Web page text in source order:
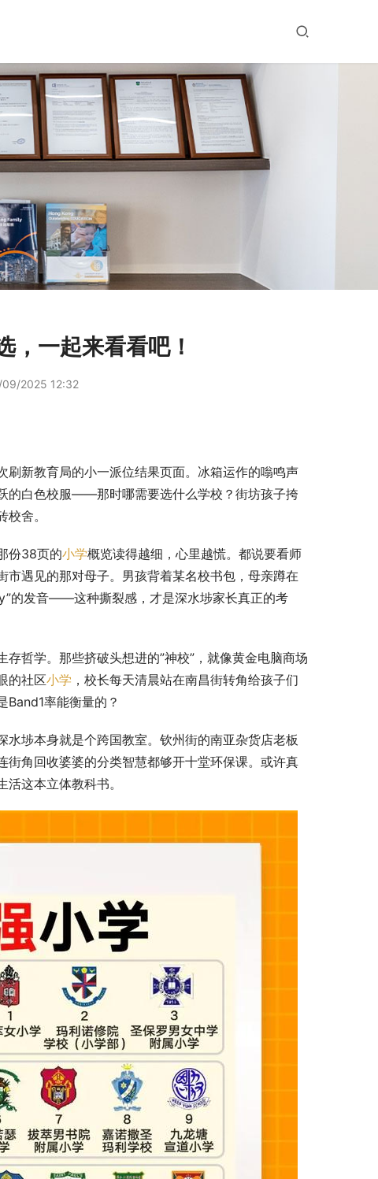
，一起来看看吧！
09/2025 12:32
新教育局的小一派位结果页面。冰箱运作的嗡鸣声
的白色校服——那时哪需要选什么学校？街坊孩子挎
舍。
份38页的小学概览读得越细，心里越慌。都说要看师
遇见的那对母子。男孩背着某名校书包，母亲蹲在
的发音——这种撕裂感，才是深水埗家长真正的考
哲学。那些挤破头想进的”神校”，就像黄金电脑商场
的社区小学 ，校长每天清晨站在南昌街转角给孩子们
Band1率能衡量的？
埗本身就是个跨国教室。钦州街的南亚杂货店老板
角回收婆婆的分类智慧都够开十堂环保课。或许真
这本立体教科书。